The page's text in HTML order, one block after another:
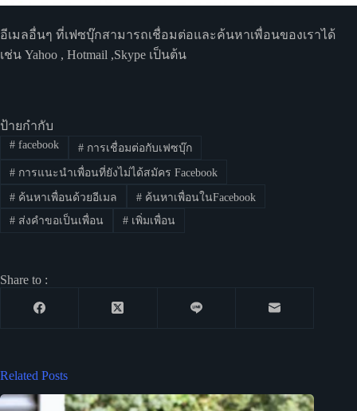
อีเมลอื่นๆ ที่เฟซบุ๊กสามารถเชื่อมต่อและค้นหาเพื่อนของเราได้
เช่น Yahoo , Hotmail ,Skype เป็นต้น
ป้ายกำกับ
#facebook #การเชื่อมต่อกับเฟซบุ๊ก
#การแนะนำเพื่อนที่ยังไม่ได้สมัคร Facebook
#ค้นหาเพื่อนด้วยอีเมล #ค้นหาเพื่อนในFacebook
#ส่งคำขอเป็นเพื่อน #เพิ่มเพื่อน
Share to :
Related Posts